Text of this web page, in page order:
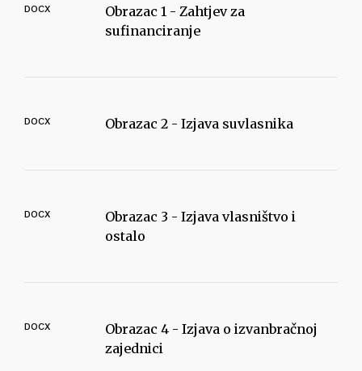
DOCX
Obrazac 1 - Zahtjev za
sufinanciranje
DOCX Obrazac 2 - Izjava suvlasnika
DOCX
Obrazac 3 - Izjava vlasništvo i
ostalo
DOCX
Obrazac 4 - Izjava o izvanbračnoj
zajednici